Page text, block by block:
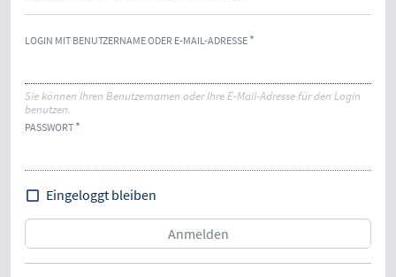
LOGIN MIT BENUTZERNAME ODER E-MAIL-ADRESSE
Sie können Ihren Benutzernamen oder Ihre E-Mail-Adresse für den Login
benutzen.
PASSWORT
Eingeloggt bleiben